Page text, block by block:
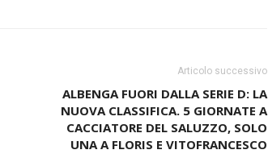
Articolo successivo
ALBENGA FUORI DALLA SERIE D: LA
NUOVA CLASSIFICA. 5 GIORNATE A
CACCIATORE DEL SALUZZO, SOLO
UNA A FLORIS E VITOFRANCESCO